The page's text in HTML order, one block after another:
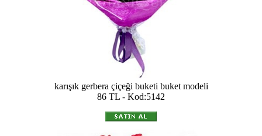
karışık gerbera çiçeği buketi buket modeli
86 TL - Kod:5142